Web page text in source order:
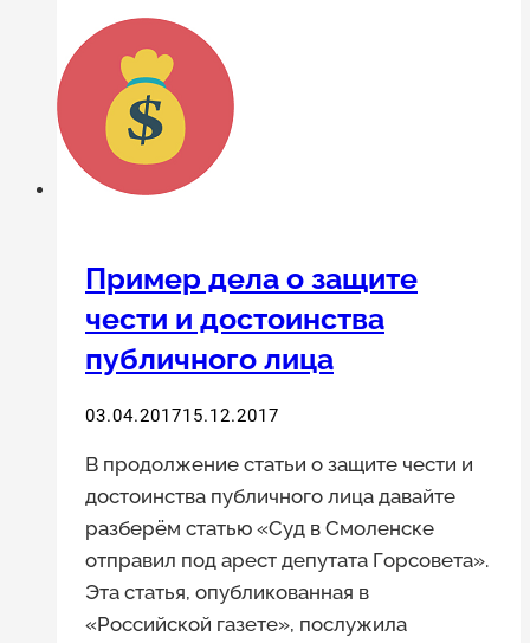
требовать
компенсацию?
Пример дела о защите
чести и достоинства
публичного лица
03.04.201715.12.2017
В продолжение статьи о защите чести и
достоинства публичного лица давайте
разберём статью «Суд в Смоленске
отправил под арест депутата Горсовета».
Эта статья, опубликованная в
«Российской газете», послужила